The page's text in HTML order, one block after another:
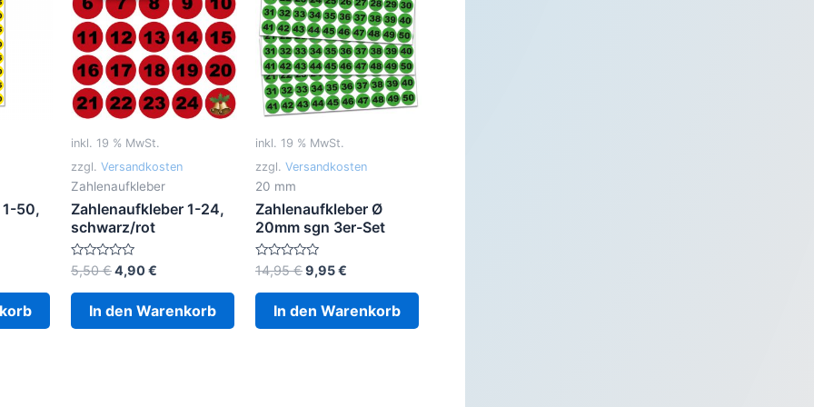
50,
inkl. 19 % MwSt.
zzgl. Versandkosten
Zahlenaufkleber
Zahlenaufkleber 1-24,
schwarz/rot
Bewertet
mit
0
5,50€Ursprünglicher
war:
5,50 €
4,90€
4,90 €.
In den Warenkorb
inkl. 19 % MwSt.
zzgl. Versandkosten
20 mm
Zahlenaufkleber Ø
20mm sgn 3er-Set
Bewertet
mit
0
14,95€Ursprünglicher
war:
14,95 €
9,95€
9,95 €.
In den Warenkorb